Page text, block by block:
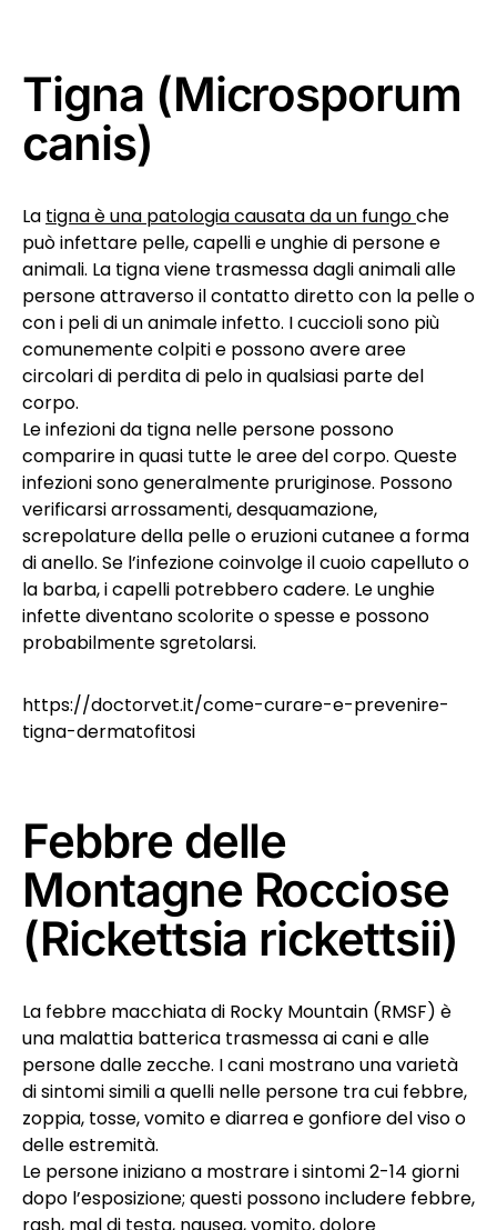
Tigna (Microsporum
canis)
La tigna è una patologia causata da un fungoche
può infettare pelle, capelli e unghie di persone e
animali. La tigna viene trasmessa dagli animali alle
persone attraverso il contatto diretto con la pelle o
con i peli di un animale infetto. I cuccioli sono più
comunemente colpiti e possono avere aree
circolari di perdita di pelo in qualsiasi parte del
corpo.
Le infezioni da tigna nelle persone possono
comparire in quasi tutte le aree del corpo. Queste
infezioni sono generalmente pruriginose. Possono
verificarsi arrossamenti, desquamazione,
screpolature della pelle o eruzioni cutanee a forma
di anello. Se l’infezione coinvolge il cuoio capelluto o
la barba, i capelli potrebbero cadere. Le unghie
infette diventano scolorite o spesse e possono
probabilmente sgretolarsi.
https://doctorvet.it/come-curare-e-prevenire-
tigna-dermatofitosi
Febbre delle
Montagne Rocciose
(Rickettsia rickettsii)
La febbre macchiata di Rocky Mountain (RMSF) è
una malattia batterica trasmessa ai cani e alle
persone dalle zecche. I cani mostrano una varietà
di sintomi simili a quelli nelle persone tra cui febbre,
zoppia, tosse, vomito e diarrea e gonfiore del viso o
delle estremità.
Le persone iniziano a mostrare i sintomi 2-14 giorni
dopo l’esposizione; questi possono includere febbre,